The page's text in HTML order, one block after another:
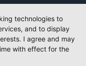
technologies to
and to display
I agree and may
with effect for the